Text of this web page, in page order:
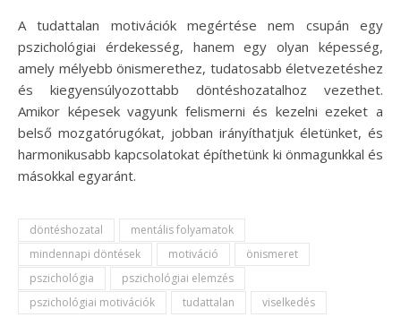
A tudattalan motivációk megértése nem csupán egy
pszichológiai érdekesség, hanem egy olyan képesség,
amely mélyebb önismerethez, tudatosabb életvezetéshez
és kiegyensúlyozottabb döntéshozatalhoz vezethet.
Amikor képesek vagyunk felismerni és kezelni ezeket a
belső mozgatórugókat, jobban irányíthatjuk életünket, és
harmonikusabb kapcsolatokat építhetünk ki önmagunkkal és
másokkal egyaránt.
döntéshozatal
mentális folyamatok
mindennapi döntések
motiváció
önismeret
pszichológia
pszichológiai elemzés
pszichológiai motivációk
tudattalan viselkedés